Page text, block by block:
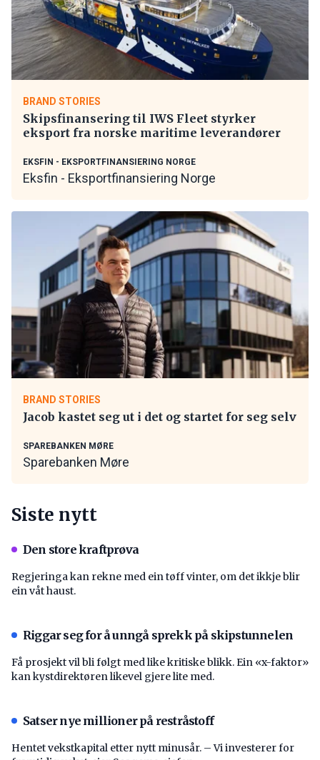
BRAND STORIES
Skipsfinansering til IWS Fleet styrker
eksport fra norske maritime leverandører
EKSFIN - EKSPORTFINANSIERING NORGE
Eksfin - Eksportfinansiering Norge
BRAND STORIES
Jacob kastet seg ut i det og startet for seg selv
SPAREBANKEN MØRE
Sparebanken Møre
Siste nytt
Den store kraftprøva
Regjeringa kan rekne med ein tøff vinter, om det ikkje blir
ein våt haust.
Riggar seg for å unngå sprekk på skipstunnelen
Få prosjekt vil bli følgt med like kritiske blikk. Ein «x-faktor»
kan kystdirektøren likevel gjere lite med.
Satser nye millioner på restråstoff
Hentet vekstkapital etter nytt minusår. – Vi investerer for